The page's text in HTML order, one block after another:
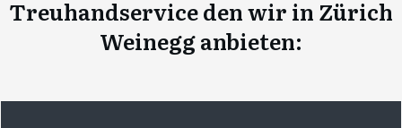
Treuhandservice den wir in Zürich
Weinegg anbieten: